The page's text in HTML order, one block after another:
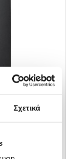
Σχετικά
2400W
αυτόν …